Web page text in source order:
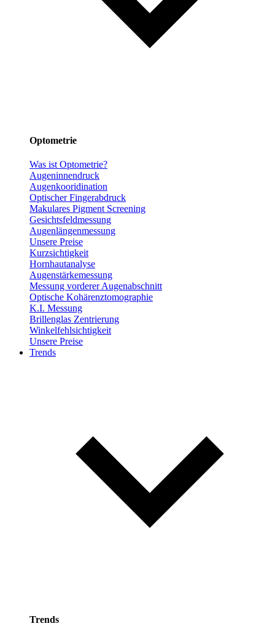
Optometrie
Was ist Optometrie?
Augeninnendruck
Augenkooridination
Optischer Fingerabdruck
Makulares Pigment Screening
Gesichtsfeldmessung
Augenlängenmessung
Unsere Preise
Kurzsichtigkeit
Hornhautanalyse
Augenstärkemessung
Messung vorderer Augenabschnitt
Optische Kohärenztomographie
K.I. Messung
Brillenglas Zentrierung
Winkelfehlsichtigkeit
Unsere Preise
Trends
Trends